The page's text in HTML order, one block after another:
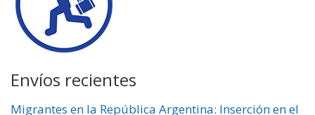
Envíos recientes
Migrantes en la República Argentina: Inserción en el